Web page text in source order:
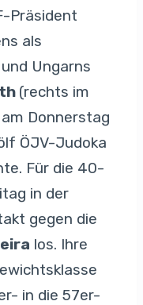
Präsident
als
Ungarns
(rechts im
Donnerstag
ÖJV-Judoka
Für die 40-
in der
gegen die
los. Ihre
in die 57er-